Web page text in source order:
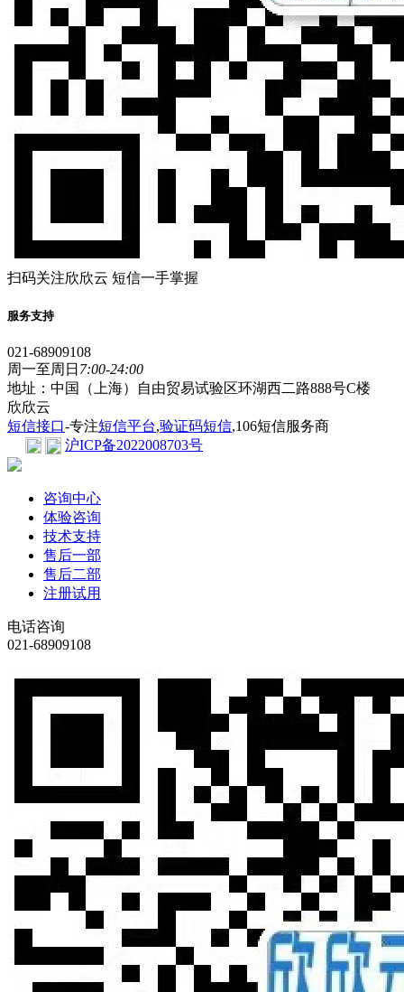
扫码关注欣欣云 短信一手掌握
服务支持
021-68909108
周一至周日 7:00-24:00
地址：中国（上海）自由贸易试验区环湖西二路888号C楼
欣欣云
短信接口-专注短信平台,验证码短信,106短信服务商
沪ICP备2022008703号
咨询中心
体验咨询
技术支持
售后一部
售后二部
注册试用
电话咨询
021-68909108